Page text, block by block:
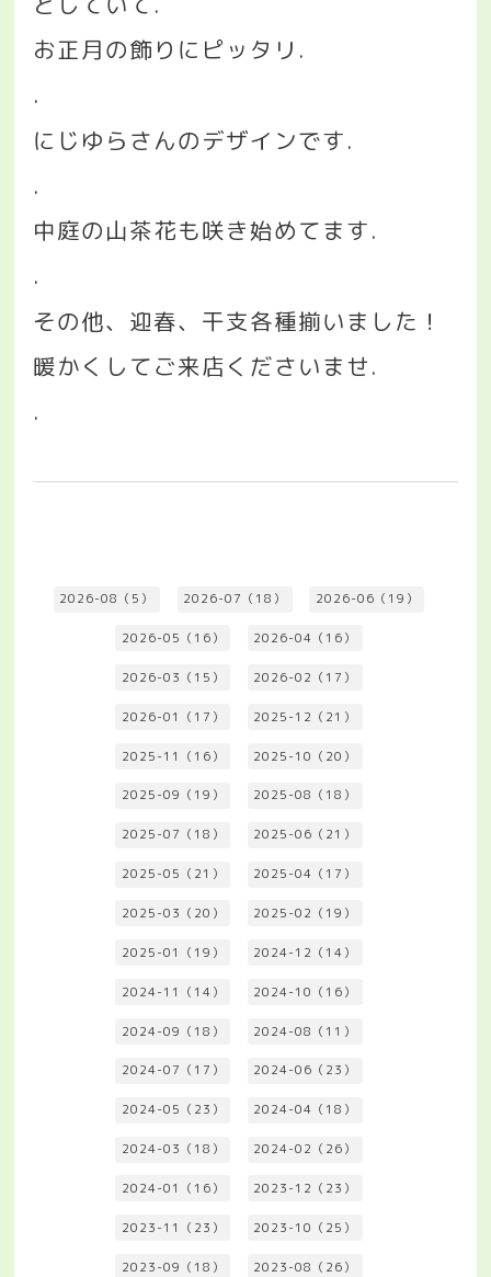
お正月の飾りにピッタリ .
.
にじゆらさんのデザインです.
.
中庭の山茶花も咲き始めてます.
.
その他、迎春、干支各種揃いました！
暖かくしてご来店くださいませ.
.
2026-08（5） 2026-07（18） 2026-06（19）
2026-05（16） 2026-04（16）
2026-03（15） 2026-02（17）
2026-01（17） 2025-12（21）
2025-11（16） 2025-10（20）
2025-09（19） 2025-08（18）
2025-07（18） 2025-06（21）
2025-05（21） 2025-04（17）
2025-03（20） 2025-02（19）
2025-01（19） 2024-12（14）
2024-11（14） 2024-10（16）
2024-09（18） 2024-08（11）
2024-07（17） 2024-06（23）
2024-05（23） 2024-04（18）
2024-03（18） 2024-02（26）
2024-01（16） 2023-12（23）
2023-11（23） 2023-10（25）
2023-09（18） 2023-08（26）